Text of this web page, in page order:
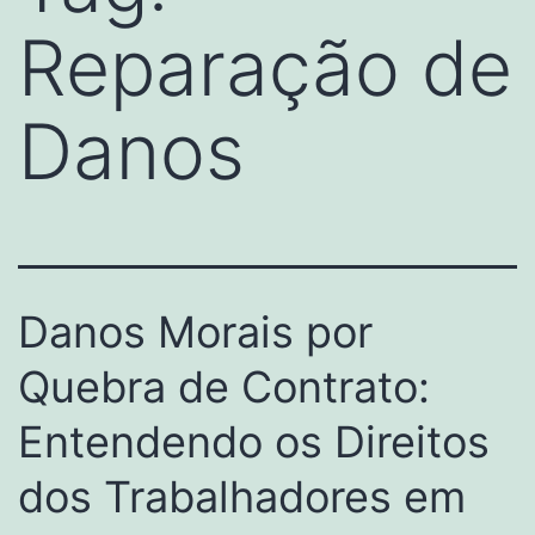
Reparação de
Danos
Danos Morais por
Quebra de Contrato:
Entendendo os Direitos
dos Trabalhadores em